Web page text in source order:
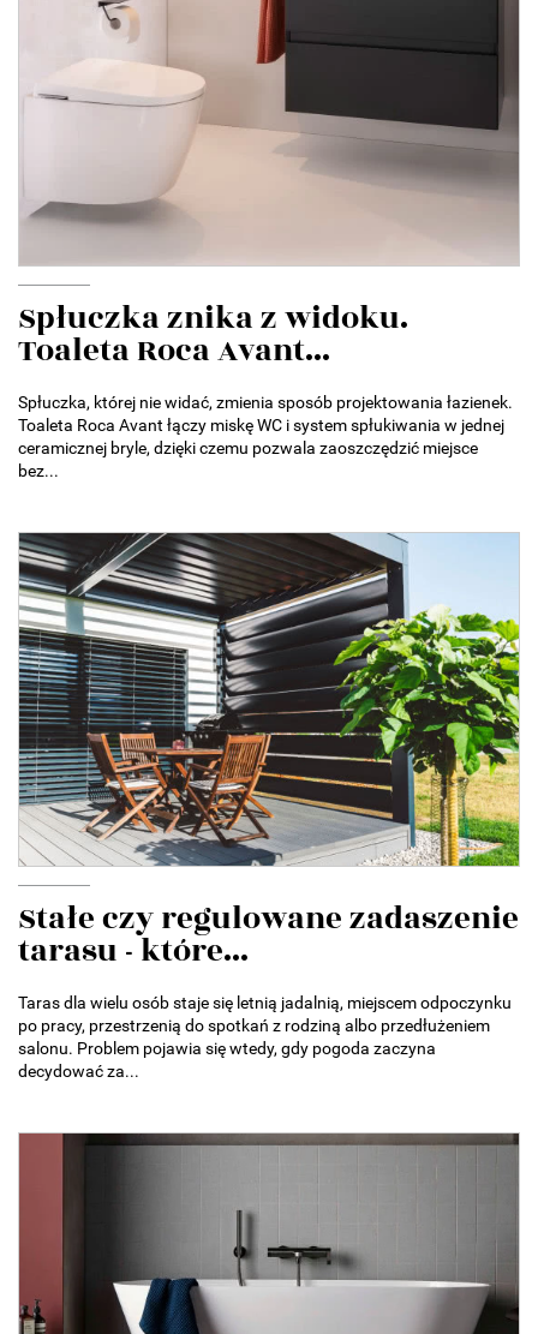
Spłuczka znika z widoku.
Toaleta Roca Avant...
Spłuczka, której nie widać, zmienia sposób projektowania łazienek.
Toaleta Roca Avant łączy miskę WC i system spłukiwania w jednej
ceramicznej bryle, dzięki czemu pozwala zaoszczędzić miejsce
bez...
Stałe czy regulowane zadaszenie
tarasu - które...
Taras dla wielu osób staje się letnią jadalnią, miejscem odpoczynku
po pracy, przestrzenią do spotkań z rodziną albo przedłużeniem
salonu. Problem pojawia się wtedy, gdy pogoda zaczyna
decydować za...